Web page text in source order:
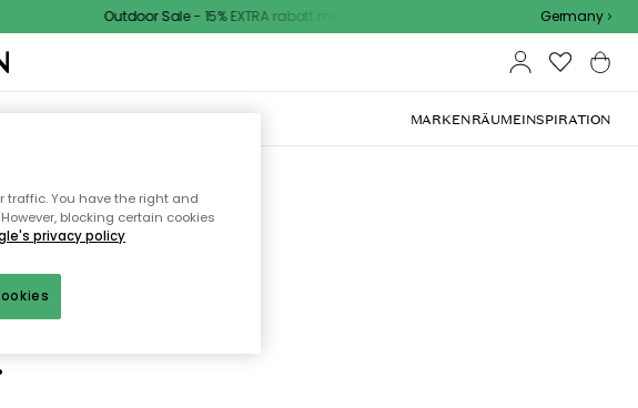
Outdoor Sale - 15% EXTRA rabatt mit code Germany
OUTDOOR-MÖBEL MARKENRÄUMEINSPIRATION
nicht
traffic. You have the right and
blocking certain cookies
privacy policy